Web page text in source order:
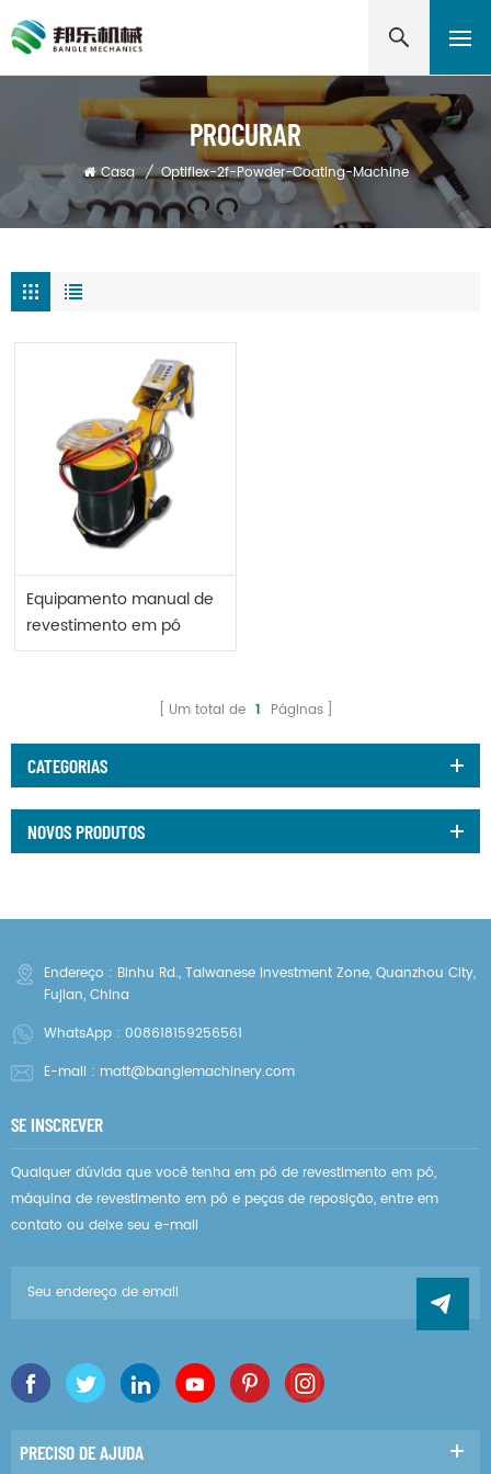
PROCURAR
Casa / Optiflex-2f-Powder-Coating-Machine
Equipamento manual de
revestimento em pó
Optiflex 2 F.
Um total de 1 Páginas
CATEGORIAS
NOVOS PRODUTOS
Endereço : Binhu Rd., Taiwanese Investment Zone, Quanzhou City,
Fujian, China
WhatsApp : 008618159256561
E-mail : matt@banglemachinery.com
SE INSCREVER
Qualquer dúvida que você tenha em pó de revestimento em pó,
máquina de revestimento em pó e peças de reposição, entre em
contato ou deixe seu e-mail
PRECISO DE AJUDA